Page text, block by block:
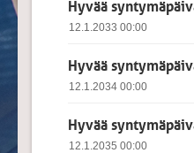
Hyvää
12.1.2033 00:00
Hyvää
12.1.2034 00:00
Hyvää
12.1.2035 00:00